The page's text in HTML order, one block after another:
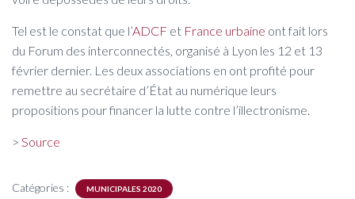
Tel est le constat que l’ADCF et France urbaine ont fait lors
du Forum des interconnectés, organisé à Lyon les 12 et 13
février dernier. Les deux associations en ont profité pour
remettre au secrétaire d’État au numérique leurs
propositions pour financer la lutte contre l’illectronisme.
> Source
Catégories : MUNICIPALES 2020